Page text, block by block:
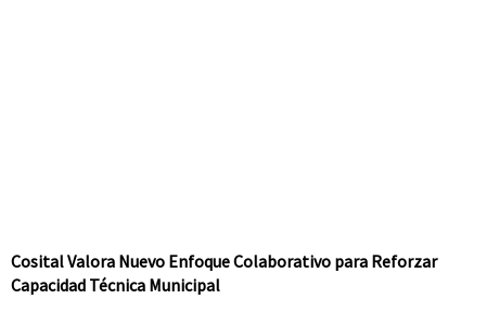
Cosital Valora Nuevo Enfoque Colaborativo para Reforzar
Capacidad Técnica Municipal